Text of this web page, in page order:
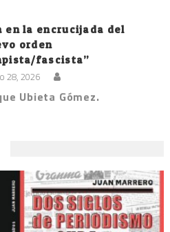
en la encrucijada del
orden
fascista”
28, 2026
Ubieta Gómez.